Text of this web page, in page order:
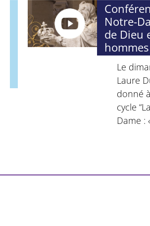
Notre-
de Dieu
Le
Laure
donné
cycle
Dame :